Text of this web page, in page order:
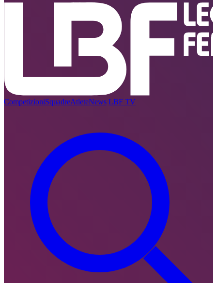
CompetizioniSquadreAtleteNews LBF TV